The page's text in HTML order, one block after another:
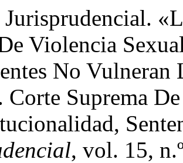
Violencia
No Vulneran
Corte Suprema
, vol. 15,